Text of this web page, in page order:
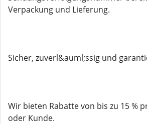
Verpackung und Lieferung.
Sicher, zuverl&auml;ssig und
Wir bieten Rabatte von bis zu 15 %
oder Kunde.